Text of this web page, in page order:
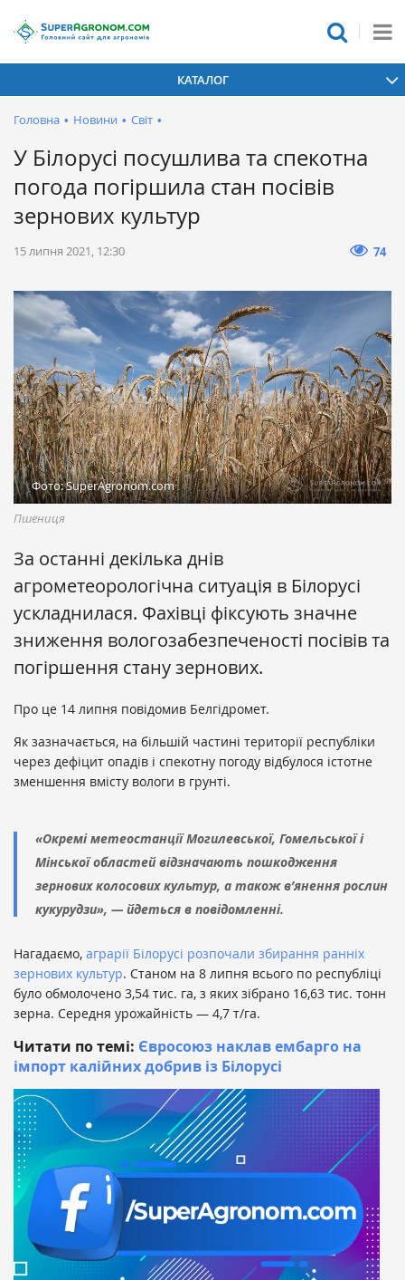
КАТАЛОГ
Головна • Новини • Світ •
У Білорусі посушлива та спекотна
погода погіршила стан посівів
зернових культур
15 липня 2021, 12:30 74
Фото: SuperAgronom.com
Пшениця
За останні декілька днів
агрометеорологічна ситуація в Білорусі
ускладнилася. Фахівці фіксують значне
зниження вологозабезпеченості посівів та
погіршення стану зернових.
Про це 14 липня повідомив Белгідромет.
Як зазначається, на більшій частині території республіки
через дефіцит опадів і спекотну погоду відбулося істотне
зменшення вмісту вологи в грунті.
«Окремі метеостанції Могилевської, Гомельської і
Мінської областей відзначають пошкодження
зернових колосових культур, а також в’янення рослин
кукурудзи», — йдеться в повідомленні.
Нагадаємо, аграрії Білорусі розпочали збирання ранніх
зернових культур. Станом на 8 липня всього по республіці
було обмолочено 3,54 тис. га, з яких зібрано 16,63 тис. тонн
зерна. Середня урожайність — 4,7 т/га.
Читати по темі: Євросоюз наклав ембарго на
імпорт калійних добрив із Білорусі